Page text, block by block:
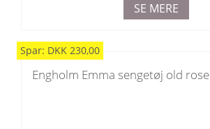
SE MERE
Spar: DKK 230,00
Engholm Emma sengetøj old rose